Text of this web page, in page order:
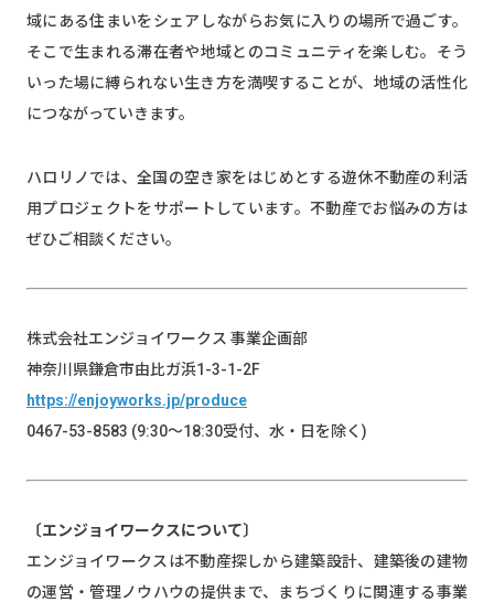
域にある住まいをシェアしながらお気に入りの場所で過ごす。
そこで生まれる滞在者や地域とのコミュニティを楽しむ。そう
いった場に縛られない生き方を満喫することが、地域の活性化
につながっていきます。
ハロリノでは、全国の空き家をはじめとする遊休不動産の利活
用プロジェクトをサポートしています。不動産でお悩みの方は
ぜひご相談ください。
株式会社エンジョイワークス 事業企画部
神奈川県鎌倉市由比ガ浜1-3-1-2F
https://enjoyworks.jp/produce
0467-53-8583 (9:30～18:30受付、水・日を除く)
〔エンジョイワークスについて〕
エンジョイワークスは不動産探しから建築設計、建築後の建物
の運営・管理ノウハウの提供まで、まちづくりに関連する事業